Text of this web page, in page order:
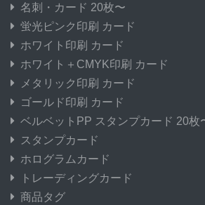
名刺・カード 20枚〜
蛍光ピンク印刷 カード
ホワイト印刷 カード
ホワイト＋CMYK印刷 カード
メタリック印刷 カード
ゴールド印刷 カード
ベルベットPP スタンプカード 20枚
スタンプカード
ホログラムカード
トレーディングカード
商品タグ